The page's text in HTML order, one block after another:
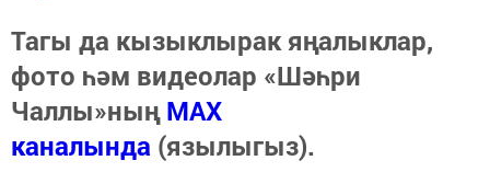
Тагы да кызыклырак яңалыклар,
фото һәм видеолар «Шәһри
Чаллы»ныңMAX
каналында (язылыгыз).